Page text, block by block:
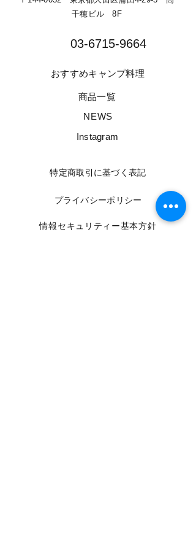
千穂ビル 8F​
03-6715-9664​
​おすすめキャンプ料理
​商品一覧
​NEWS
​Instagram
​特定商取引に基づく表記
​プライバシーポリシー
​情報セキュリティー基本方針